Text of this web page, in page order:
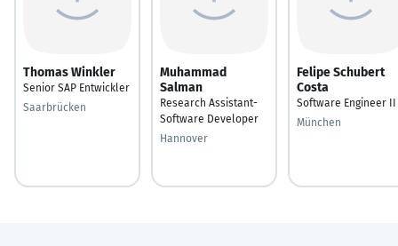
Thomas Winkler
Senior SAP Entwickler
Saarbrücken
Muhammad
Salman
Research Assistant-
Software Developer
Hannover
Felipe Schubert
Costa
Software Engineer II
München